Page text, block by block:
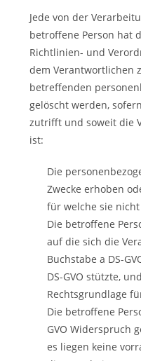
Jede von der
betroffene Person hat
Richtlinien- und
dem Verantwortlichen
betreffenden
gelöscht werden,
zutrifft und soweit die
ist:
Die
Zwecke erhoben
für welche sie
Die betroffene
auf die sich die
Buchstabe a DS-
DS-GVO stützte,
Rechtsgrundlage
Die betroffene
GVO Widerspruch
es liegen keine